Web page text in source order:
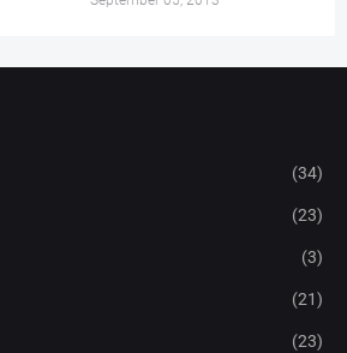
(34)
(23)
(3)
(21)
(23)